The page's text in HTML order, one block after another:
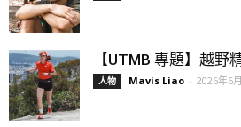
【UTMB 專題】越野
人物 Mavis Liao - 2026年6